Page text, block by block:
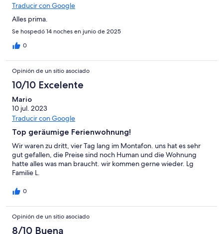
Traducir con Google
Alles prima.
Se hospedó 14 noches en junio de 2025
0
Opinión de un sitio asociado
10/10 Excelente
Mario
10 jul. 2023
Traducir con Google
Top geräumige Ferienwohnung!
Wir waren zu dritt, vier Tag lang im Montafon. uns hat es sehr
gut gefallen, die Preise sind noch Human und die Wohnung
hatte alles was man braucht. wir kommen gerne wieder. Lg
Familie L.
0
Opinión de un sitio asociado
8/10 Buena